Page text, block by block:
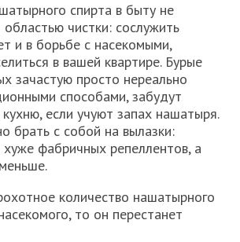
спирта в быту не
областью чистки: сослужить
и в борьбе с насекомыми,
в вашей квартире. Бурые
зачастую просто нереально
способами, забудут
если учуют запах нашатыря.
брать с собой на вылазки:
фабричных репеллентов, а
количество нашатырного
то он перестанет